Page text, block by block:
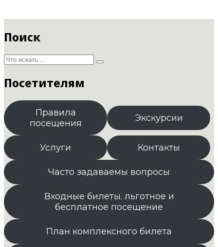
Поиск
Посетителям
Правила
посещения
Экскурсии
Услуги Контакты
Часто задаваемы вопросы
Входные билеты. льготное и
бесплатное посещение
План комплексного билета